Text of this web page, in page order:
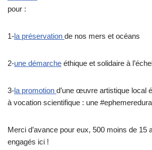
pour :
1-la préservation de nos mers et océans
2-une démarche éthique et solidaire à
3-la promotion d’une œuvre artistique local
à vocation scientifique : une
Merci d’avance pour eux, 500 moins de 15
engagés ici !